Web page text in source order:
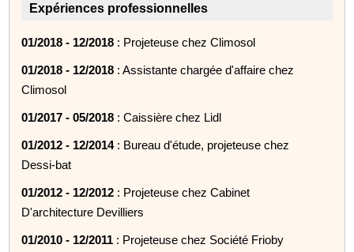
Expériences professionnelles
01/2018 - 12/2018 : Projeteuse chez Climosol
01/2018 - 12/2018 : Assistante chargée d'affaire chez
Climosol
01/2017 - 05/2018 : Caissière chez Lidl
01/2012 - 12/2014: Bureau d'étude, projeteuse chez
Dessi-bat
01/2012 - 12/2012 : Projeteuse chez Cabinet
D'architecture Devilliers
01/2010 - 12/2011 : Projeteuse chez Société Frioby